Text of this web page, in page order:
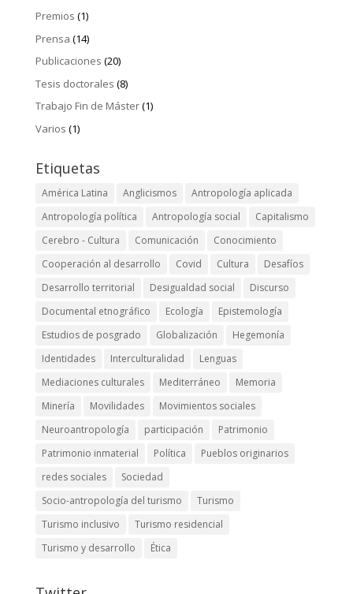
Premios (1)
Prensa (14)
Publicaciones (20)
Tesis doctorales (8)
Trabajo Fin de Máster(1)
Varios (1)
Etiquetas
América Latina Anglicismos
Antropología aplicada
Antropología política
Antropología social
Capitalismo
Cerebro - Cultura
Comunicación
Conocimiento
Cooperación al desarrollo
Covid Cultura
Desafíos
Desarrollo territorial
Desigualdad social
Discurso
Documental etnográfico
Ecología
Epistemología
Estudios de posgrado
Globalización
Hegemonía
Identidades
Interculturalidad
Lenguas
Mediaciones culturales
Mediterráneo
Memoria
Minería
Movilidades
Movimientos sociales
Neuroantropología
participación
Patrimonio
Patrimonio inmaterial
Política
Pueblos originarios
redes sociales
Sociedad
Socio-antropología del turismo
Turismo
Turismo inclusivo
Turismo residencial
Turismo y desarrollo
Ética